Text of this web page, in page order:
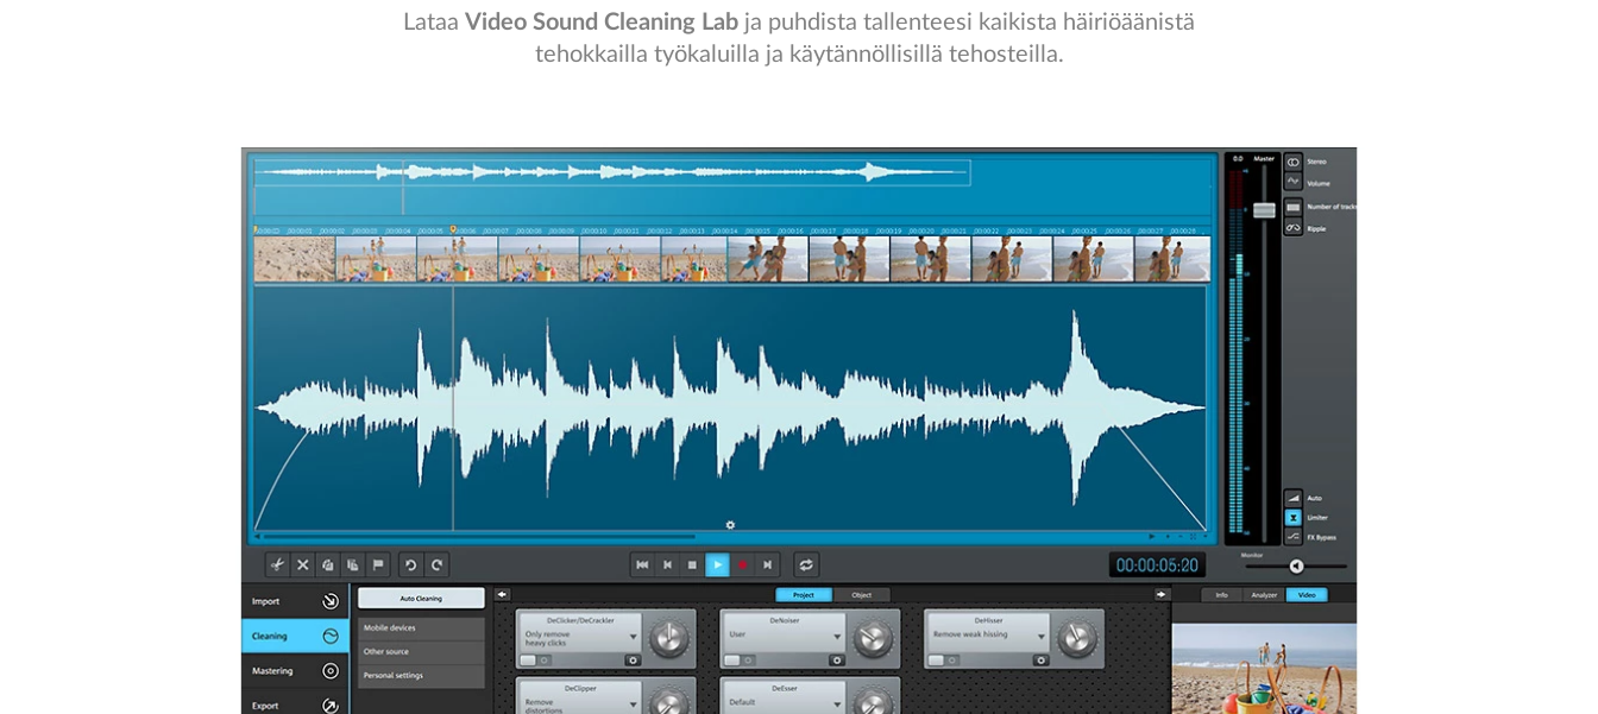
Lataa Video Sound Cleaning Lab ja puhdista tallenteesi kaikista häiriöäänistä
tehokkailla työkaluilla ja käytännöllisillä tehosteilla.